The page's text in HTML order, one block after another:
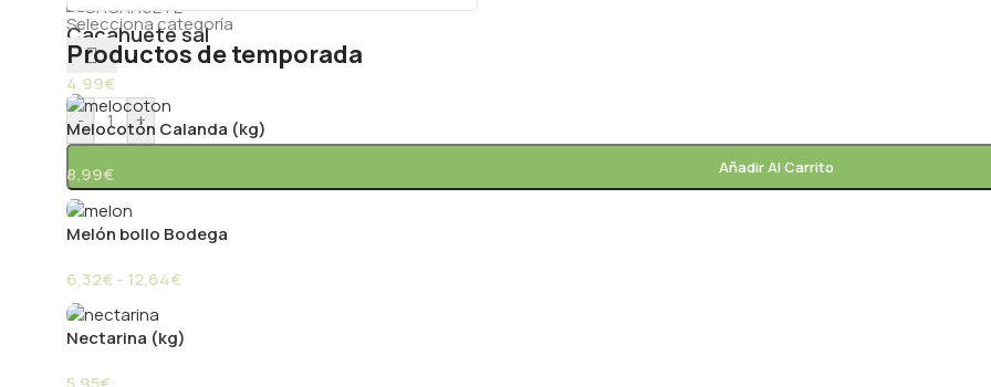
En línea ahora
Selecciona categoría
Productos de temporada
Melocotón Calanda (kg)
8,99€
Melón bollo Bodega
6,32€- 12,64€
Nectarina (kg)
Cacahuete sal
4,99€
-
+
Añadir Al Carrito